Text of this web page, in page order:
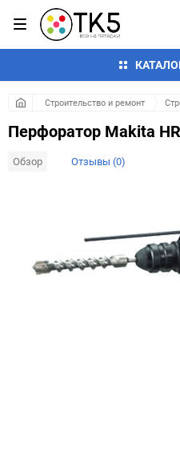
Строительство и ремонт
Перфоратор Makita
Обзор Отзывы (0)